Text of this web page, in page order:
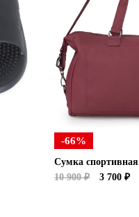
-66%
Сумка спортивная
10 900 ₽
3 700 ₽